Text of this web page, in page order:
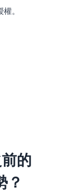
。
的
？